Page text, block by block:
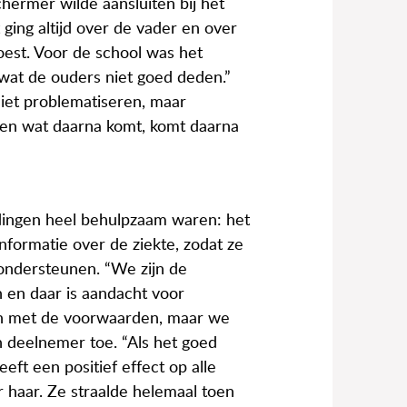
wilde aansluiten bij het
altijd over de vader en over
Voor de school was het
de ouders niet goed deden.”
problematiseren, maar
wat daarna komt, komt daarna
heel behulpzaam waren: het
over de ziekte, zodat ze
“We zijn de
en daar is aandacht voor
met de voorwaarden, maar we
toe. “Als het goed
een positief effect op alle
Ze straalde helemaal toen